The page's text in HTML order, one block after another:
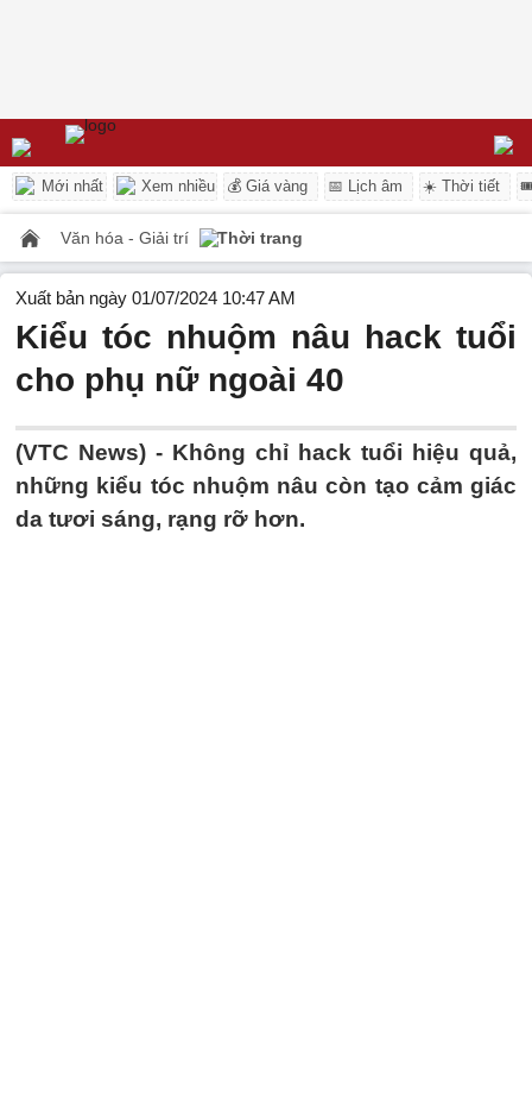
Mới nhất Xem nhiều 💰 Giá vàng 📅 Lịch âm ☀️ Thời tiết
Văn hóa - Giải trí Thời trang
Xuất bản ngày 01/07/2024 10:47 AM
Kiểu tóc nhuộm nâu hack tuổi
cho phụ nữ ngoài 40
(VTC News) - Không chỉ hack tuổi hiệu quả,
những kiểu tóc nhuộm nâu còn tạo cảm giác
da tươi sáng, rạng rỡ hơn.